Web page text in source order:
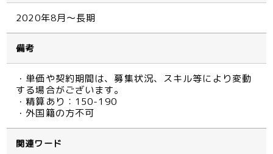
2020年8月～長期
備考
・単価や契約期間は、募集状況、スキル等により変動
する場合がございます。
・精算あり：150-190
・外国籍の方不可
関連ワード